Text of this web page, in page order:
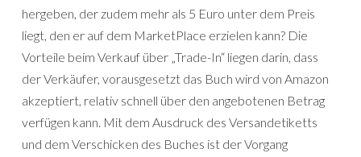
hergeben, der zudem mehr als 5 Euro unter dem Preis
liegt, den er auf dem MarketPlace erzielen kann? Die
Vorteile beim Verkauf über „Trade-In“ liegen darin, dass
der Verkäufer, vorausgesetzt das Buch wird von Amazon
akzeptiert, relativ schnell über den angebotenen Betrag
verfügen kann. Mit dem Ausdruck des Versandetiketts
und dem Verschicken des Buches ist der Vorgang